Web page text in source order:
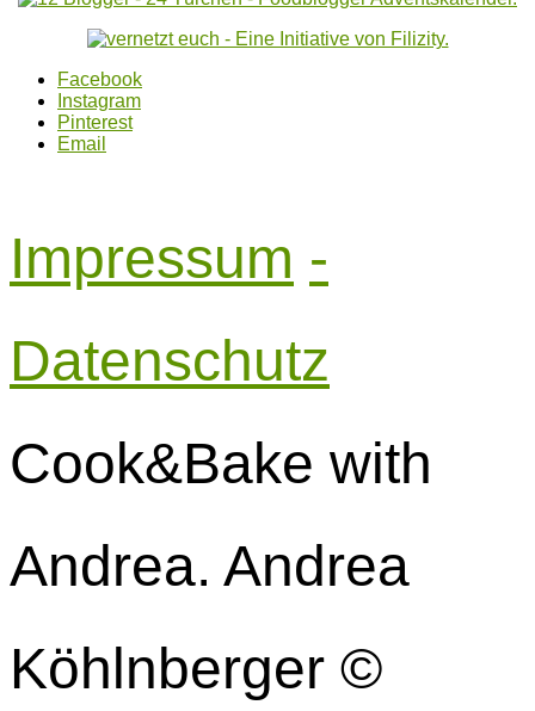
Facebook
Instagram
Pinterest
Email
Impressum -
Datenschutz
Cook&Bake with
Andrea. Andrea
Köhlnberger ©